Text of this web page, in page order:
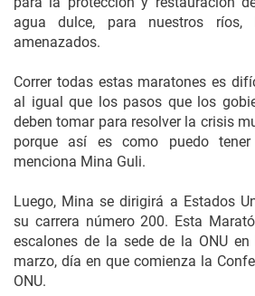
agua dulce, para nuestros ríos,
amenazados.
Correr todas estas maratones es
al igual que los pasos que los
deben tomar para resolver la crisis
porque así es como puedo
menciona Mina Guli.
Luego, Mina se dirigirá a Estados
su carrera número 200. Esta
escalones de la sede de la ONU
marzo, día en que comienza la
ONU.